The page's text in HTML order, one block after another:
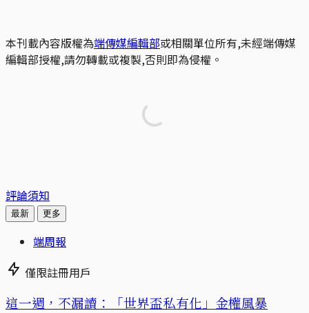
本刊載內容版權為端傳媒編輯部或相關單位所有,未經端傳媒
編輯部授權,請勿轉載或複製,否則即為侵權。
評論須知
最新 更多
端周報
僅限註冊用戶
這一週，不漏讀：「世界盃私有化」金權風暴